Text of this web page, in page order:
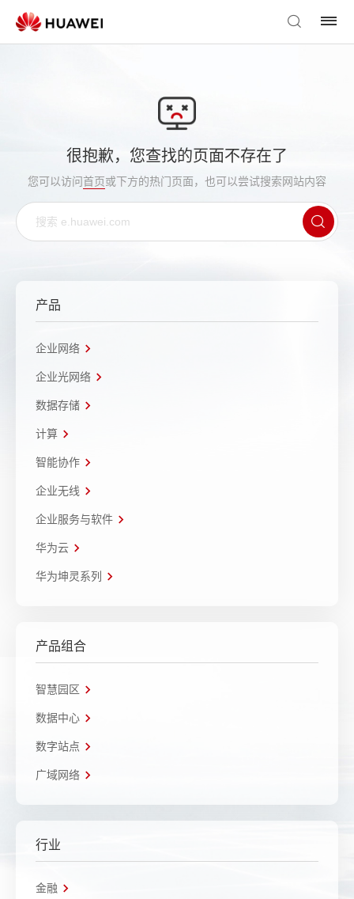
很抱歉，您查找的页面不存在了
您可以访问首页或下方的热门页面，也可以尝试搜索网站内容
产品
企业网络
企业光网络
数据存储
计算
智能协作
企业无线
企业服务与软件
华为云
华为坤灵系列
产品组合
智慧园区
数据中心
数字站点
广域网络
行业
金融